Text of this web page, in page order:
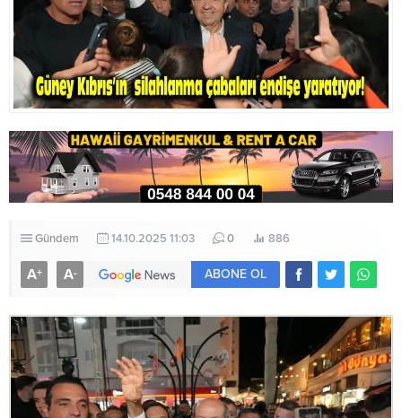
Gündem 14.10.2025 11:03 0 886
A+ A- ABONE OL